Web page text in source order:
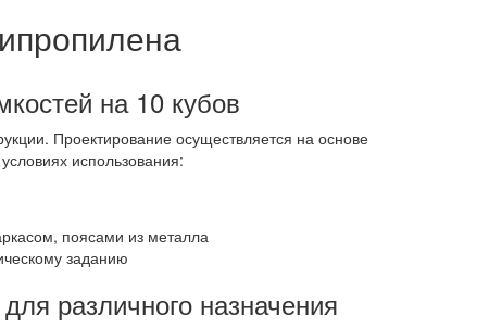
на 10 кубов
Проектирование осуществляется на основе
использования:
поясами из металла
заданию
различного назначения